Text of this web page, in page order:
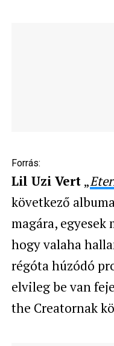
Forrás:
Lil Uzi Vert„
következő
magára,
hogy valaha
régóta húzódó
elvileg be van
the Creatornak